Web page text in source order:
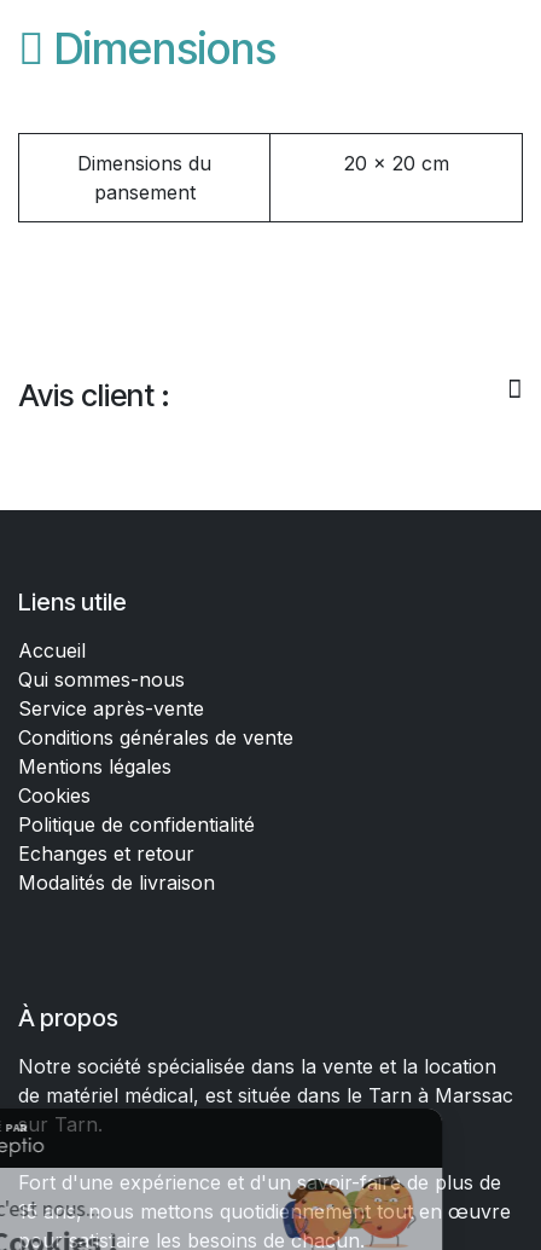
Dimensions
Dimensions du
pansement
20 x 20 cm
Avis client :
Liens utile
Accueil
Qui sommes-nous
Service après-vente
Conditions générales de vente
Mentions légales
Cookies
Politique de confidentialité
Echanges et retour
Modalités de livraison
À propos
Notre société spécialisée dans la vente et la location
de matériel médical, est située dans le Tarn à Marssac
sur Tarn.
Fort d'une expérience et d'un savoir-faire de plus de
15 ans, nous mettons quotidiennement tout en œuvre
pour satisfaire les besoins de chacun.